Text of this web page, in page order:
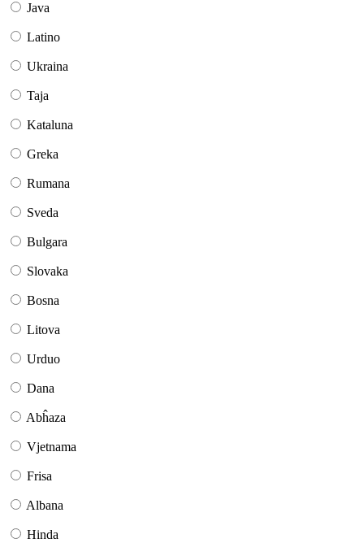
Java
Latino
Ukraina
Taja
Kataluna
Greka
Rumana
Sveda
Bulgara
Slovaka
Bosna
Litova
Urduo
Dana
Abĥaza
Vjetnama
Frisa
Albana
Hinda